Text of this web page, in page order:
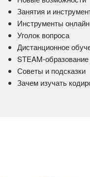
Занятия и
Инструменты
Уголок вопроса
Дистанционное
STEAM-образование
Советы и подсказки
Зачем изучать